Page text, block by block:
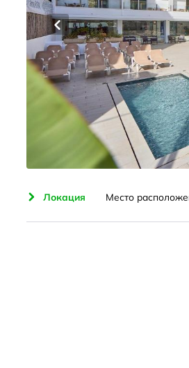
Локация Место